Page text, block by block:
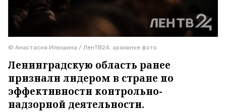
© Анастасия Илюшина / ЛенТВ24, архивное фото
Ленинградскую область ранее
признали лидером в стране по
эффективности контрольно-
надзорной деятельности.